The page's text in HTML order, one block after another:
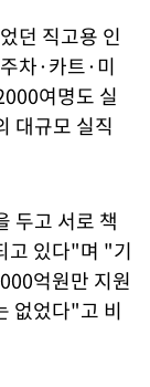
던 직고용 인
차·카트·미
여명도 실
대규모 실직
두고 서로 책
고 있다"며 "기
억원만 지원
없었다"고 비